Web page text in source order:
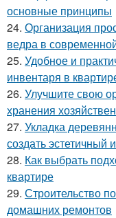
основные принципы
24. Организация
ведра в
25. Удобное и
инвентаря в
26. Улучшите свою
хранения
27. Укладка
создать эстетичный
28. Как выбрать
квартире
29. Строительство
домашних ремонтов